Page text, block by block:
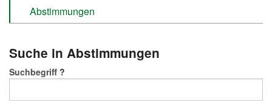
Abstimmungen
Suche in Abstimmungen
Suchbegriff ?